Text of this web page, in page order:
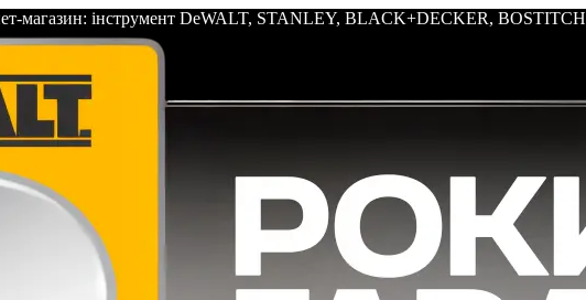
магазин: інструмент DeWALT, STANLEY, BLACK+DECKER, BOSTITCH